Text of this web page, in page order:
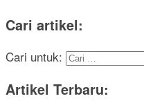
Cari artikel:
Cari untuk:
Artikel Terbaru: